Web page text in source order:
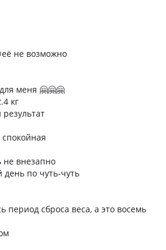
не возможно
меня 🤗🤗🤗
кг
спокойная
не внезапно
по чуть-чуть
период сброса веса, а это восемь